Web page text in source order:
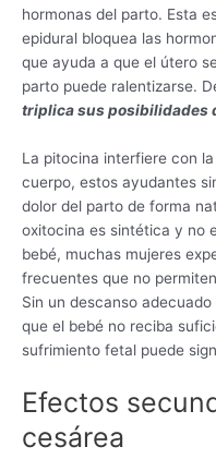
hormonas del parto. Esta
epidural bloquea las
que ayuda a que el útero
parto puede ralentizarse.
triplica sus posibilidades
La pitocina interfiere con
cuerpo, estos ayudantes
dolor del parto de forma
oxitocina es sintética y no
bebé, muchas mujeres
frecuentes que no
Sin un descanso
que el bebé no reciba
sufrimiento fetal puede
Efectos
cesárea